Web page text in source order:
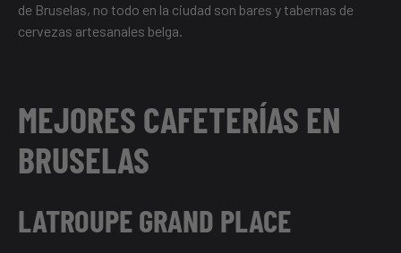
de Bruselas, no todo en la ciudad son bares y tabernas de
cervezas artesanales belga.
MEJORES CAFETERÍAS EN
BRUSELAS
LATROUPE GRAND PLACE